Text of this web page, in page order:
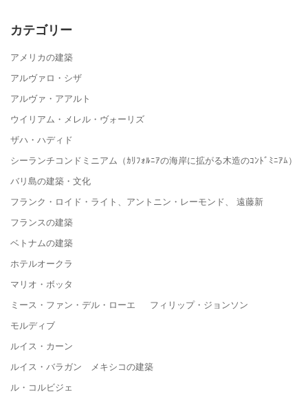
カテゴリー
アメリカの建築
アルヴァロ・シザ
アルヴァ・アアルト
ウイリアム・メレル・ヴォーリズ
ザハ・ハディド
シーランチコンドミニアム（ｶﾘﾌｫﾙﾆｱの海岸に拡がる木造のｺﾝﾄﾞﾐﾆｱﾑ）
バリ島の建築・文化
フランク・ロイド・ライト、アントニン・レーモンド、 遠藤新
フランスの建築
ベトナムの建築
ホテルオークラ
マリオ・ボッタ
ミース・ファン・デル・ローエ フィリップ・ジョンソン
モルディブ
ルイス・カーン
ルイス・バラガン メキシコの建築
ル・コルビジェ